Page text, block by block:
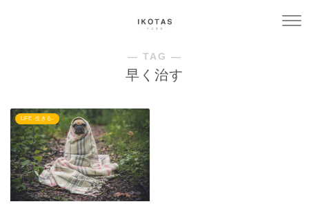
― TAG ―
早く治す
LIFE -生きる-